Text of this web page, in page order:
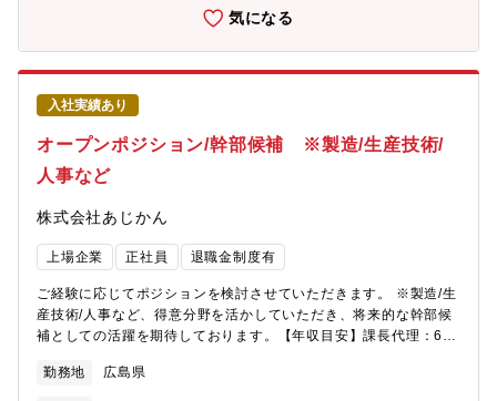
めのガバナンス：重要会議体での実質的な審議をサポートし、適
切なリスクテイクを促すことで、業績に貢献する※26年度の半ば
までにはご着任いただける方を対象としております
気になる
入社実績あり
オープンポジション/幹部候補 ※製造/生産技術/
人事など
株式会社あじかん
上場企業 正社員 退職金制度有
ご経験に応じてポジションを検討させていただきます。 ※製造/生
産技術/人事など、得意分野を活かしていただき、将来的な幹部候
補としての活躍を期待しております。【年収目安】課長代理：600
万
勤務地 広島県